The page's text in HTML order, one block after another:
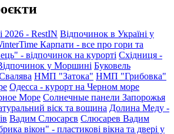
2026 - RestIN Відпочинок в Україні у
Карпати - все про гори та
- відпочинок на курорті Східниця -
у Моршині Буковель
НМП "Затока" НМП "Грибовка"
Одесса - курорт на Черном море
Море Солнечные панели Запорожья
віск та вощина Долина Меду -
Вадим Слюсарєв Слюсарев Вадим
вікон" - пластикові вікна та двері у